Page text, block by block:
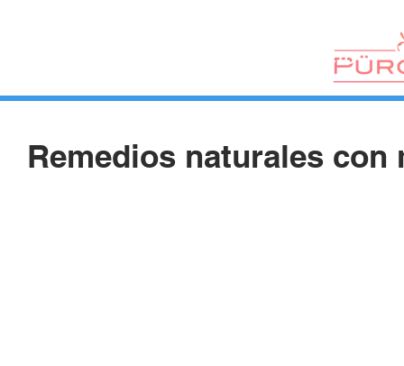
CONTACTO
Remedios naturales con